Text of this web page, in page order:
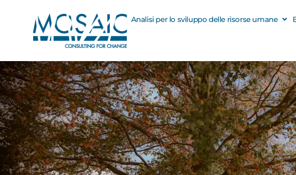
Analisi per lo sviluppo delle risorse umane